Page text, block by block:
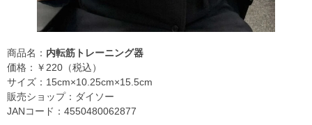
商品名： 内転筋トレーニング器
価格：￥220（税込）
サイズ：15cm×10.25cm×15.5cm
販売ショップ：ダイソー
JANコード：4550480062877